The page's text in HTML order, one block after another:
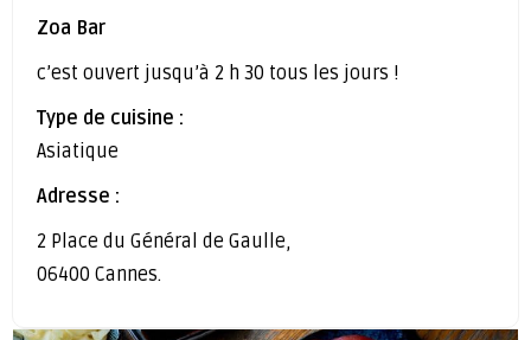
Zoa Bar
c’est ouvert jusqu’à 2 h 30 tous les jours !
Type de cuisine :
Asiatique
Adresse :
2 Place du Général de Gaulle,
06400 Cannes.